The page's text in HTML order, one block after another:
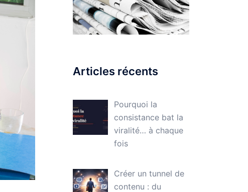
Articles récents
Pourquoi la
consistance bat la
viralité… à chaque
fois
Créer un tunnel de
contenu : du